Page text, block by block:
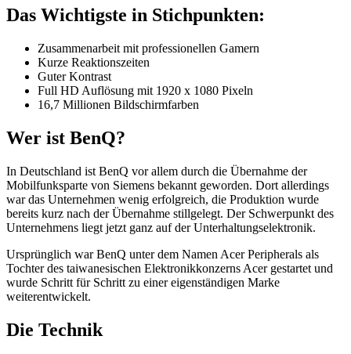
Das Wichtigste in Stichpunkten:
Zusammenarbeit mit professionellen Gamern
Kurze Reaktionszeiten
Guter Kontrast
Full HD Auflösung mit 1920 x 1080 Pixeln
16,7 Millionen Bildschirmfarben
Wer ist BenQ?
In Deutschland ist BenQ vor allem durch die Übernahme der
Mobilfunksparte von Siemens bekannt geworden. Dort allerdings
war das Unternehmen wenig erfolgreich, die Produktion wurde
bereits kurz nach der Übernahme stillgelegt. Der Schwerpunkt des
Unternehmens liegt jetzt ganz auf der Unterhaltungselektronik.
Ursprünglich war BenQ unter dem Namen Acer Peripherals als
Tochter des taiwanesischen Elektronikkonzerns Acer gestartet und
wurde Schritt für Schritt zu einer eigenständigen Marke
weiterentwickelt.
Die Technik